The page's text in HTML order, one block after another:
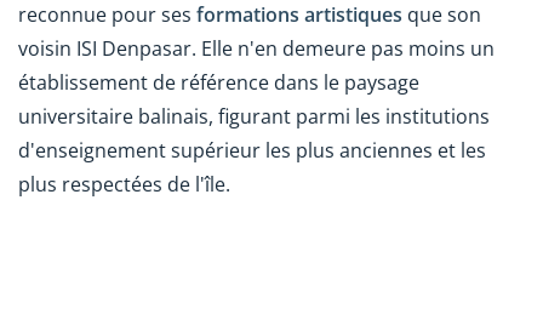
reconnue pour ses formations artistiques que son
voisin ISI Denpasar. Elle n'en demeure pas moins un
établissement de référence dans le paysage
universitaire balinais, figurant parmi les institutions
d'enseignement supérieur les plus anciennes et les
plus respectées de l'île.